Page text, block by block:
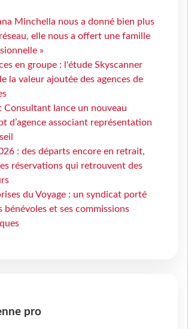
Minchella nous a donné bien plus
elle nous a offert une famille
»
en groupe : l'étude Skyscanner
la valeur ajoutée des agences de
Consultant lance un nouveau
d’agence associant représentation
: des départs encore en retrait,
réservations qui retrouvent des
du Voyage : un syndicat porté
bénévoles et ses commissions
pro